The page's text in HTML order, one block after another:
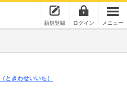
新規登録 ログイン メニュー
（ときわせいいち）